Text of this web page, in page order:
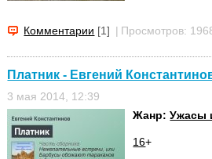
Комментарии [1] | Просмотров:
Платник - Евгений
3 мая 2014, 12:39
Жанр:Ужасы
16+